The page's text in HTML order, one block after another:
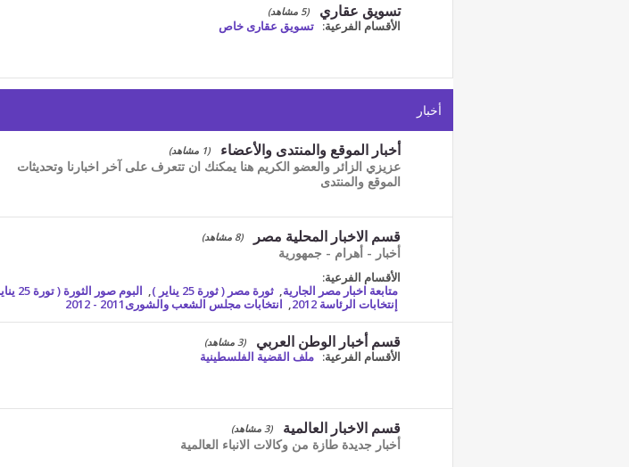
تسويق عقاري (5 مشاهد)
الأقسام الفرعية: تسويق عقارى خاص
أخبار
أخبار الموقع والمنتدى والأعضاء (1 مشاهد)
عزيزي الزائر والعضو الكريم هنا يمكنك ان تتعرف على آخر اخبارنا وتحديثات
الموقع والمنتدى
قسم الاخبار المحلية مصر (8 مشاهد)
أخبار - أهرام - جمهورية
الأقسام الفرعية:
متابعة اخبار مصر الجارية, ثورة مصر ( ثورة 25 يناير ) , البوم صور الثورة ( تورة 25 يناير )
إنتخابات الرئاسة 2012
, انتخابات مجلس الشعب والشورى2011 - 2012
قسم أخبار الوطن العربي (3 مشاهد)
الأقسام الفرعية: ملف القضية الفلسطينية
قسم الاخبار العالمية (3 مشاهد)
أخبار جديدة طازة من وكالات الانباء العالمية